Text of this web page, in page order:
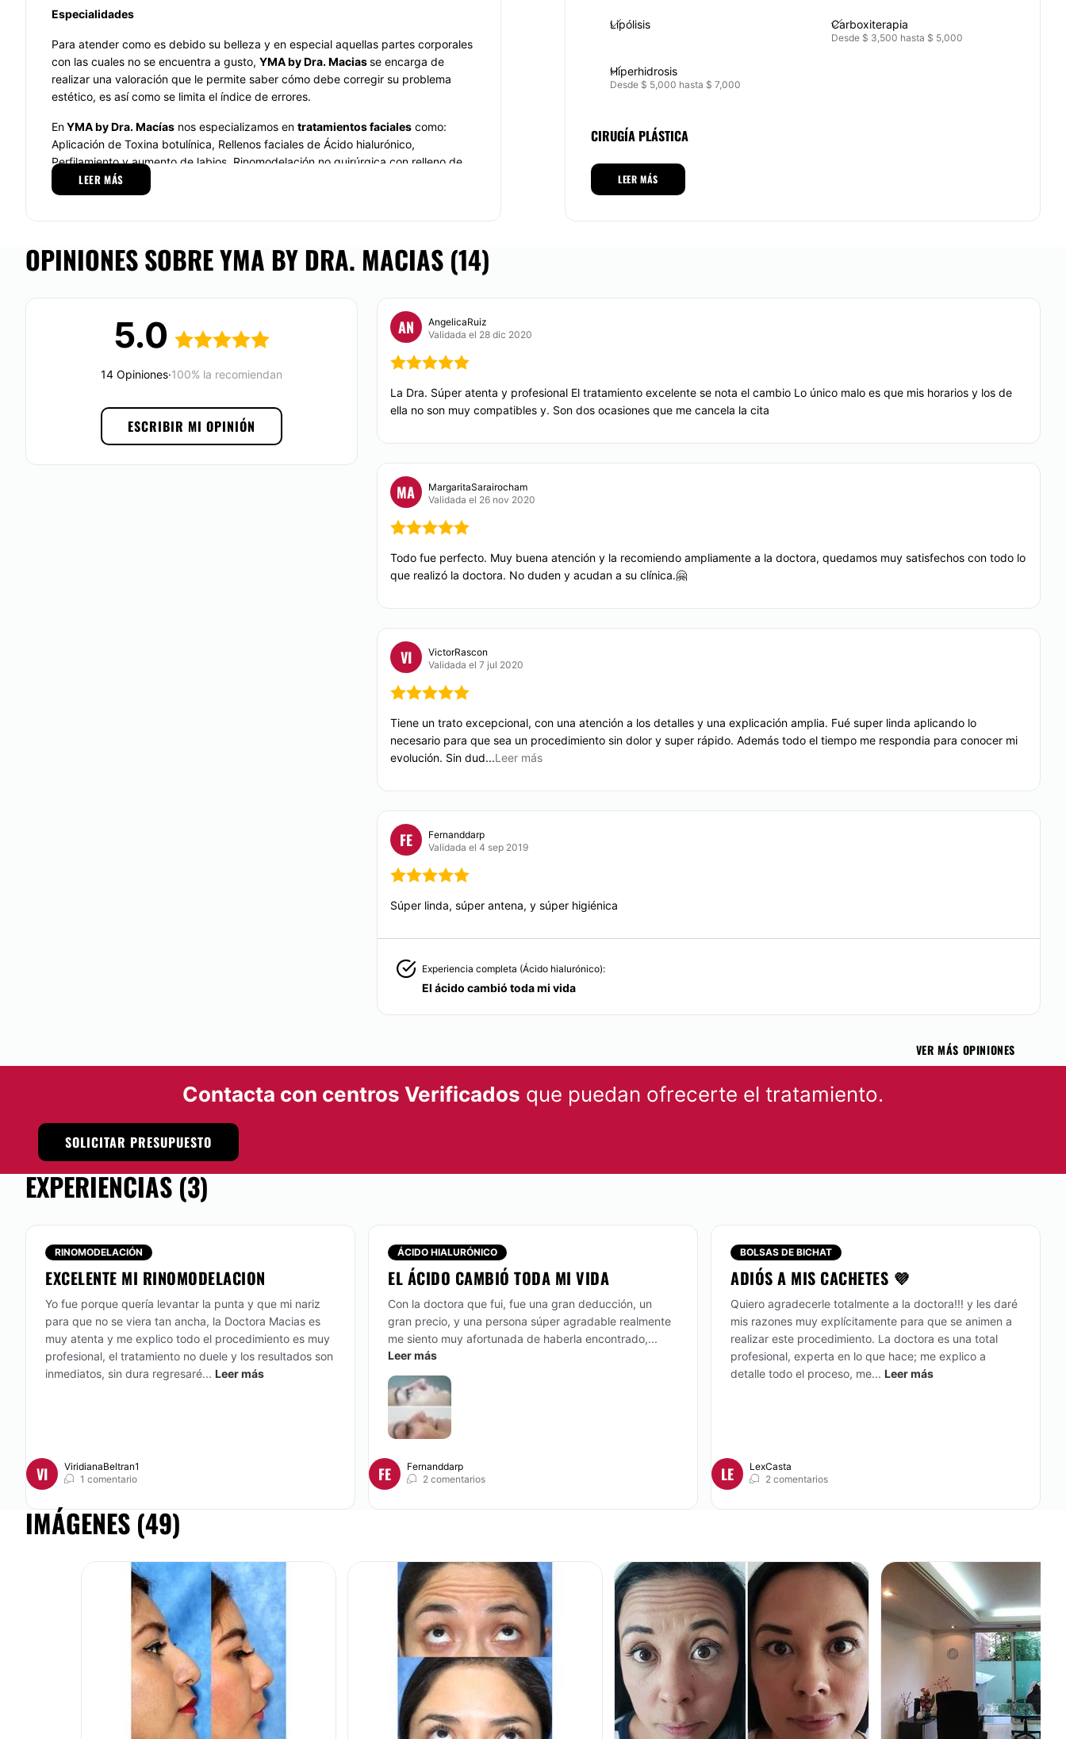
Especialidades
Para atender como es debido su belleza y en especial aquellas partes corporales
con las cuales no se encuentra a gusto, YMA by Dra. Maciasse encarga de
realizar una valoración que le permite saber cómo debe corregir su problema
estético, es así como se limita el índice de errores.
EnYMA by Dra. Macías nos especializamos en tratamientos faciales como:
Aplicación de Toxina botulínica, Rellenos faciales de Ácido hialurónico,
Perfilamiento y aumento de labios, Rinomodelación no quirúrgica con relleno de
Ácido Hialurónico, Perfilamiento facial con relleno y toxina, Terapias de inducción
de colágeno, Tratamiento de acné y cicatrices, Tratamiento de manchas,
Control de peso, Tratamiento de celulitis, disminución de estrías, flacidez,
YMA by Dra. Macias destaca por su experiencia, trayectoria y sus conocimientos
en el rubro de la medicina estética. Asimismo, se apoya de tecnología y
vanguardia que le ayuda a mejorar su servicio.
Localización
Clínica De Belleza de La Dra. Lluvia Macias se encuentra situada en
LEER MÁS
Lipólisis Carboxiterapia
Desde $ 3,500 hasta $ 5,000
Hiperhidrosis
Desde $ 5,000 hasta $ 7,000
CIRUGÍA PLÁSTICA
Rinoplastia
Alargamiento de pene Engrosamiento de pene
Mesoterapia
Desde $ 3,500 hasta $ 5,000
Microdermoabrasión
Desde $ 1,000 hasta $ 2,000
LEER MÁS
OPINIONES SOBRE YMA BY DRA. MACIAS (14)
5.0
14 Opiniones·100% la recomiendan
ESCRIBIR MI OPINIÓN
AN
AngelicaRuiz
Validada el 28 dic 2020
La Dra. Súper atenta y profesional El tratamiento excelente se nota el cambio Lo único malo es que mis horarios y los de
ella no son muy compatibles y. Son dos ocasiones que me cancela la cita
MA
MargaritaSarairocham
Validada el 26 nov 2020
Todo fue perfecto. Muy buena atención y la recomiendo ampliamente a la doctora, quedamos muy satisfechos con todo lo
que realizó la doctora. No duden y acudan a su clínica.🤗
VI
VictorRascon
Validada el 7 jul 2020
Tiene un trato excepcional, con una atención a los detalles y una explicación amplia. Fué super linda aplicando lo
necesario para que sea un procedimiento sin dolor y super rápido. Además todo el tiempo me respondia para conocer mi
evolución. Sin dud...Leer más
FE
Fernanddarp
Validada el 4 sep 2019
Súper linda, súper antena, y súper higiénica
Experiencia completa (Ácido hialurónico):
El ácido cambió toda mi vida
VER MÁS OPINIONES
Contacta con centros Verificados que puedan ofrecerte el tratamiento.
SOLICITAR PRESUPUESTO
EXPERIENCIAS (3)
RINOMODELACIÓN
EXCELENTE MI RINOMODELACION
Yo fue porque quería levantar la punta y que mi nariz
para que no se viera tan ancha, la Doctora Macias es
muy atenta y me explico todo el procedimiento es muy
profesional, el tratamiento no duele y los resultados son
inmediatos, sin dura regresaré... Leer más
VI
ViridianaBeltran1
1 comentario
ÁCIDO HIALURÓNICO
EL ÁCIDO CAMBIÓ TODA MI VIDA
Con la doctora que fui, fue una gran deducción, un
gran precio, y una persona súper agradable realmente
me siento muy afortunada de haberla encontrado,...
Leer más
FE
Fernanddarp
2 comentarios
BOLSAS DE BICHAT
ADIÓS A MIS CACHETES 💜
Quiero agradecerle totalmente a la doctora!!! y les daré
mis razones muy explícitamente para que se animen a
realizar este procedimiento. La doctora es una total
profesional, experta en lo que hace; me explico a
detalle todo el proceso, me... Leer más
LE
LexCasta
2 comentarios
IMÁGENES (49)